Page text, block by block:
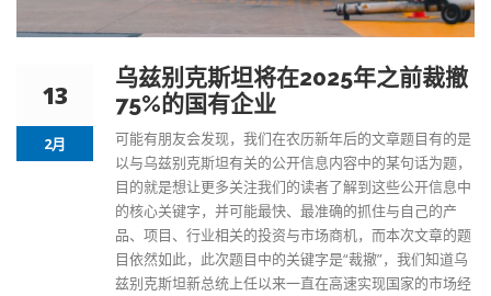
13
2月
乌兹别克斯坦将在2025年之前裁撤
75%的国有企业
可能有朋友会发现，我们在农历新年后的文章题目有的是
以与乌兹别克斯坦有关的公开信息内容中的某句话为题，
目的就是想让更多关注我们的读者了解到这些公开信息中
的核心关键字，并可能最快、最准确的抓住与自己的产
品、项目、行业相关的投资与市场商机，而本次文章的题
目依然如此，此次题目中的关键字是“裁撤”，我们知道乌
兹别克斯坦新总统上任以来一直在高速实现国家的市场经